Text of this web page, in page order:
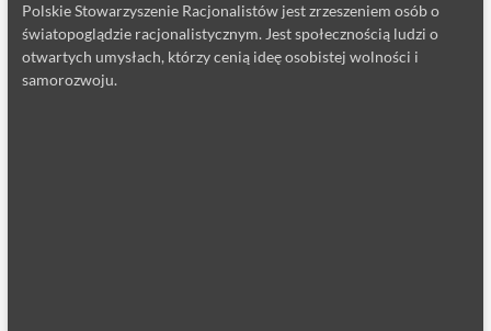
Polskie Stowarzyszenie Racjonalistów jest zrzeszeniem osób o
światopoglądzie racjonalistycznym. Jest społecznością ludzi o
otwartych umysłach, którzy cenią ideę osobistej wolności i
samorozwoju.